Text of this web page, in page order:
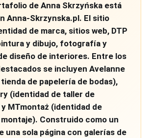
de Anna Skrzyńska está
Anna-Skrzynska.pl. El sitio
de marca, sitios web, DTP
y dibujo, fotografía y
diseño de interiores. Entre los
se incluyen Avelanne
de papelería de bodas),
(identidad de taller de
MTmontaż (identidad de
Construido como un
una sola página con galerías de